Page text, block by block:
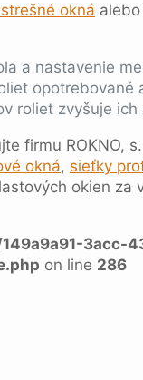
okná
a nastavenie
opotrebované
roliet zvyšuje
firmu ROKNO,
okná, sieťky
okien za
3acc-
on line 286